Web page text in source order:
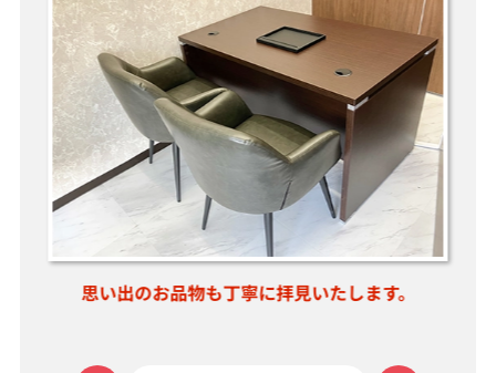
思い出のお品物も丁寧に拝見いたします。